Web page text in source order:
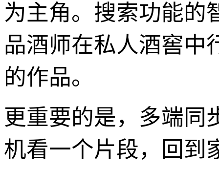
为主角。搜索功能的
品酒师在私人酒窖中
的作品。
更重要的是，多端同
机看一个片段，回到